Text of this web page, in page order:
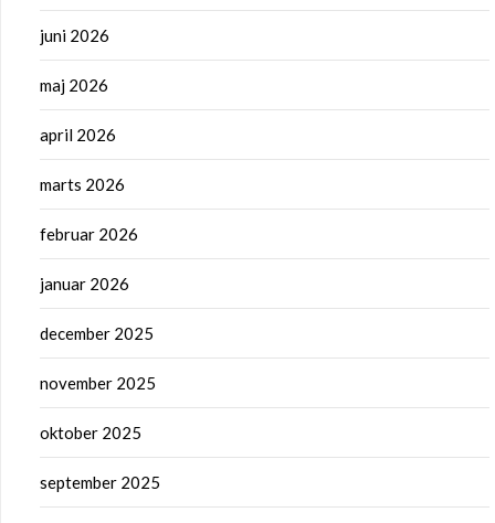
juni 2026
maj 2026
april 2026
marts 2026
februar 2026
januar 2026
december 2025
november 2025
oktober 2025
september 2025